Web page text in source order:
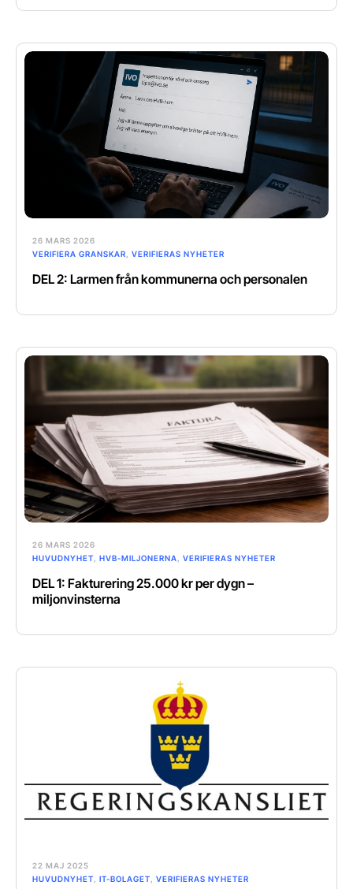
26 MARS 2026
VERIFIERA GRANSKAR
VERIFIERAS NYHETER
DEL 2: Larmen från kommunerna och personalen
26 MARS 2026
HUVUDNYHET, HVB-MILJONERNA, VERIFIERAS NYHETER
DEL 1: Fakturering 25.000 kr per dygn –
miljonvinsterna
22 MAJ 2025
HUVUDNYHET
IT-BOLAGET VERIFIERAS NYHETER